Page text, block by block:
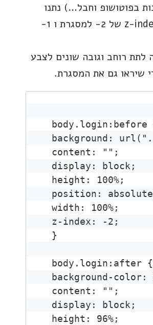
בפוטושופ וחבל…) נתנו
הגדרה של z-index של 2- למסגרת ו 1-
לתת רוחב וגובה שונים לצבע
שיראו גם את המסגרת.
body.login:before
background:
content: "";
display: block;
height: 100%;
position:
width: 100%;
z-index: -2;
}
body.login:after {
background-color:
content: "";
display: block;
height: 96%;